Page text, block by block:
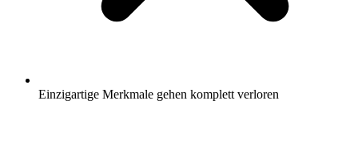
Einzigartige Merkmale gehen komplett verloren